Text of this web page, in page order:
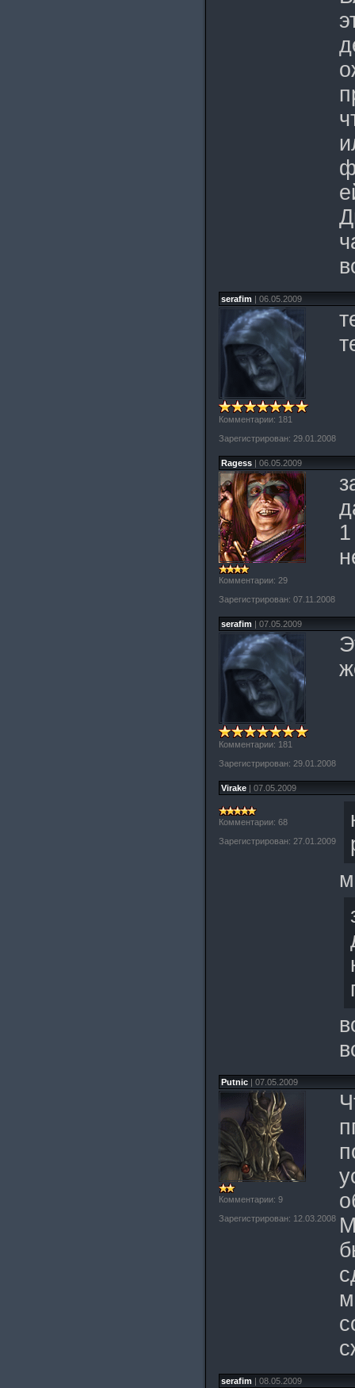
serafim | 06.05.2009
Комментарии: 181
Зарегистрирован: 29.01.2008
Ragess | 06.05.2009
Комментарии: 29
Зарегистрирован: 07.11.2008
serafim | 07.05.2009
Комментарии: 181
Зарегистрирован: 29.01.2008
Virake | 07.05.2009
Комментарии: 68
Зарегистрирован: 27.01.2009
Putnic | 07.05.2009
Комментарии: 9
Зарегистрирован: 12.03.2008
serafim | 08.05.2009